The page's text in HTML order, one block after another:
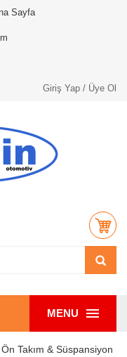
Sayfa
Giriş Yap / Üye Ol
MENU
Ön Takım & Süspansiyon